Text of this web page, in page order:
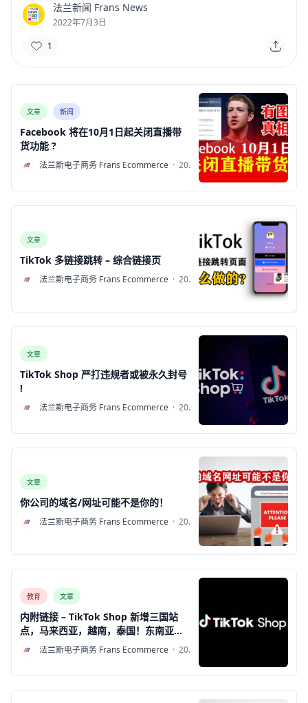
F 法兰新闻 Frans News
2022年7月3日
1
文章 新闻
Facebook 将在10月1日起关闭直播带
货功能 ?
F 法兰斯电子商务 Frans Ecommerce · 2022
年8
文章
TikTok 多链接跳转 – 综合链接页
F 法兰斯电子商务 Frans Ecommerce · 2022
年7
文章
TikTok Shop 严打违规者或被永久封号
!
F 法兰斯电子商务 Frans Ecommerce · 2022
年7
文章
你公司的域名/网址可能不是你的！
F 法兰斯电子商务 Frans Ecommerce · 2022
年7
教育 文章
内附链接 – TikTok Shop 新增三国站
点，马来西亚，越南，泰国！东南亚跨
境新商机，注册流程教学！
F 法兰斯电子商务 Frans Ecommerce · 2022
年7